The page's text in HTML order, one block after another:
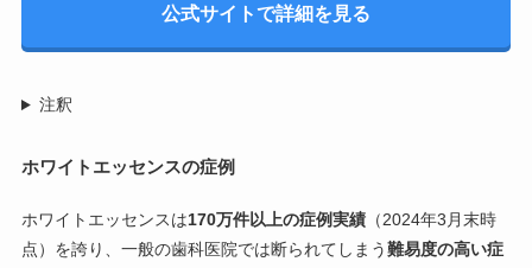
公式サイトで詳細を見る
注釈
ホワイトエッセンスの症例
ホワイトエッセンスは170万件以上の症例実績（2024年3月末時
点）を誇り、一般の歯科医院では断られてしまう難易度の高い症